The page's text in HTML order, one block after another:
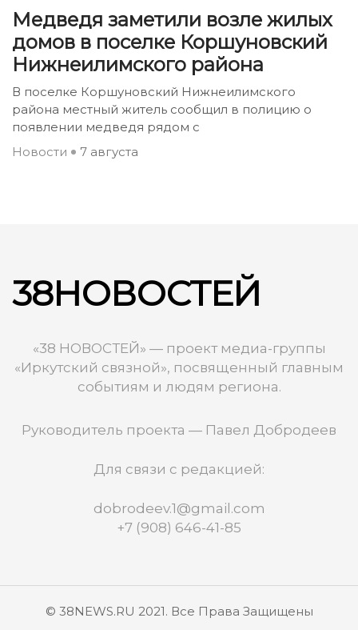
Медведя заметили возле жилых
домов в поселке Коршуновский
Нижнеилимского района
В поселке Коршуновский Нижнеилимского
района местный житель сообщил в полицию о
появлении медведя рядом с
Новости
7 августа
38НОВОСТЕЙ
«38 НОВОСТЕЙ» — проект медиа-группы
«Иркутский связной», посвященный главным
событиям и людям региона.
Руководитель проекта — Павел Добродеев
Для связи с редакцией:
dobrodeev.1@gmail.com
+7 (908) 646-41-85
© 38NEWS.RU 2021. Все Права Защищены